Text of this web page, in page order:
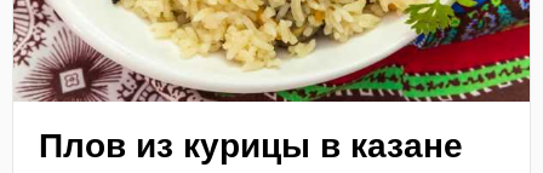
Плов из курицы в казане